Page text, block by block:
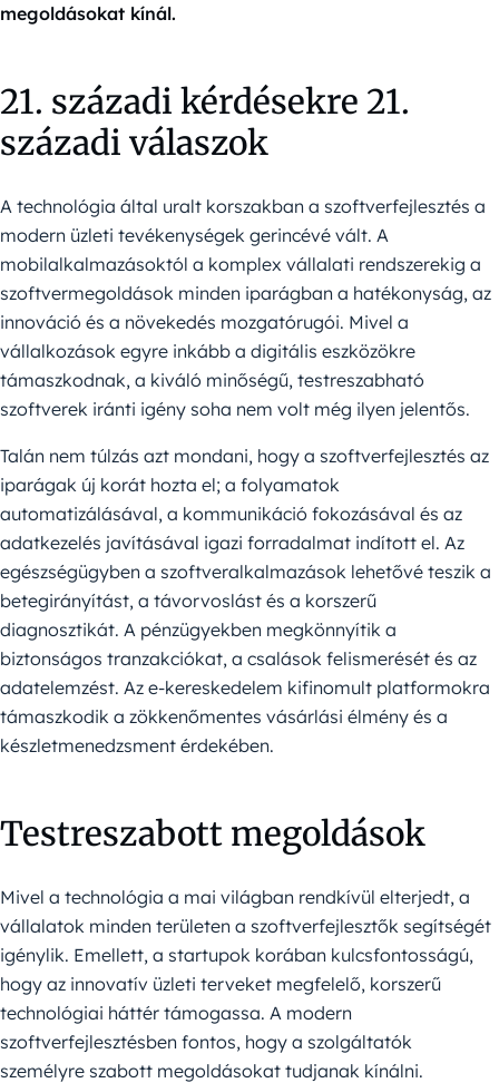
megoldásokat kínál.
21. századi kérdésekre 21.
századi válaszok
A technológia által uralt korszakban a szoftverfejlesztés a
modern üzleti tevékenységek gerincévé vált. A
mobilalkalmazásoktól a komplex vállalati rendszerekig a
szoftvermegoldások minden iparágban a hatékonyság, az
innováció és a növekedés mozgatórugói. Mivel a
vállalkozások egyre inkább a digitális eszközökre
támaszkodnak, a kiváló minőségű, testreszabható
szoftverek iránti igény soha nem volt még ilyen jelentős.
Talán nem túlzás azt mondani, hogy a szoftverfejlesztés az
iparágak új korát hozta el; a folyamatok
automatizálásával, a kommunikáció fokozásával és az
adatkezelés javításával igazi forradalmat indított el. Az
egészségügyben a szoftveralkalmazások lehetővé teszik a
betegirányítást, a távorvoslást és a korszerű
diagnosztikát. A pénzügyekben megkönnyítik a
biztonságos tranzakciókat, a csalások felismerését és az
adatelemzést. Az e-kereskedelem kifinomult platformokra
támaszkodik a zökkenőmentes vásárlási élmény és a
készletmenedzsment érdekében.
Testreszabott megoldások
Mivel a technológia a mai világban rendkívül elterjedt, a
vállalatok minden területen a szoftverfejlesztők segítségét
igénylik. Emellett, a startupok korában kulcsfontosságú,
hogy az innovatív üzleti terveket megfelelő, korszerű
technológiai háttér támogassa. A modern
szoftverfejlesztésben fontos, hogy a szolgáltatók
személyre szabott megoldásokat tudjanak kínálni.